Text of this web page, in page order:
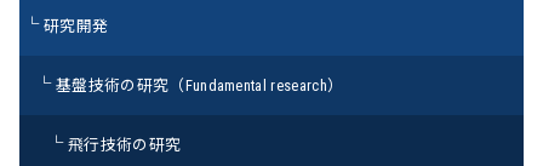
研究開発
基盤技術の研究（Fundamental research）
飛行技術の研究